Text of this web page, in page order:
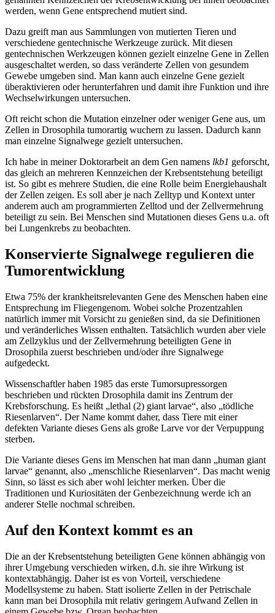
werden, wenn Gene entsprechend mutiert sind.
Dazu greift man aus Sammlungen von mutierten Tieren und
verschiedene gentechnische Werkzeuge zurück. Mit diesen
gentechnischen Werkzeugen können gezielt einzelne Gene in Zellen
ausgeschaltet werden, so dass veränderte Zellen von gesundem
Gewebe umgeben sind. Man kann auch einzelne Gene gezielt
überaktivieren oder herunterfahren und damit ihre Funktion und ihre
Wechselwirkungen untersuchen.
Oft reicht schon die Mutation einzelner oder weniger Gene aus, um
Zellen in Drosophila tumorartig wuchern zu lassen. Dadurch kann
man einzelne Signalwege gezielt untersuchen.
Ich habe in meiner Doktorarbeit an dem Gen namens lkb1 geforscht,
das gleich an mehreren Kennzeichen der Krebsentstehung beteiligt
ist. So gibt es mehrere Studien, die eine Rolle beim Energiehaushalt
der Zellen zeigen. Es soll aber je nach Zelltyp und Kontext unter
anderem auch am programmierten Zelltod und der Zellvermehrung
beteiligt zu sein. Bei Menschen sind Mutationen dieses Gens u.a. oft
bei Lungenkrebs zu beobachten.
Konservierte Signalwege regulieren die
Tumorentwicklung
Etwa 75% der krankheitsrelevanten Gene des Menschen haben eine
Entsprechung im Fliegengenom. Wobei solche Prozentzahlen
natürlich immer mit Vorsicht zu genießen sind, da sie Definitionen
und veränderliches Wissen enthalten. Tatsächlich wurden aber viele
am Zellzyklus und der Zellvermehrung beteiligten Gene in
Drosophila zuerst beschrieben und/oder ihre Signalwege
aufgedeckt.
Wissenschaftler haben 1985 das erste Tumorsupressorgen
beschrieben und rückten Drosophila damit ins Zentrum der
Krebsforschung. Es heißt „lethal (2) giant larvae“, also „tödliche
Riesenlarven“. Der Name kommt daher, dass Tiere mit einer
defekten Variante dieses Gens als große Larve vor der Verpuppung
sterben.
Die Variante dieses Gens im Menschen hat man dann „human giant
larvae“ genannt, also „menschliche Riesenlarven“. Das macht wenig
Sinn, so lässt es sich aber wohl leichter merken. Über die
Traditionen und Kuriositäten der Genbezeichnung werde ich an
anderer Stelle nochmal schreiben.
Auf den Kontext kommt es an
Die an der Krebsentstehung beteiligten Gene können abhängig von
ihrer Umgebung verschieden wirken, d.h. sie ihre Wirkung ist
kontextabhängig. Daher ist es von Vorteil, verschiedene
Modellsysteme zu haben. Statt isolierte Zellen in der Petrischale
kann man bei Drosophila mit relativ geringem Aufwand Zellen in